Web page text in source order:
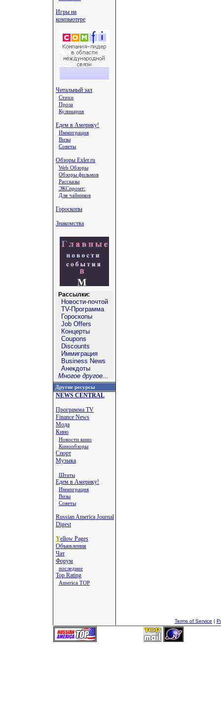
Игры на
компьютере
Читальный зал
Стихи
Проза
Кулинария
Едем в Америку!
Иммиграция
Визы
Советы
Обзоры Exler.ru
Web Обзоры
Обзоры фильмов
Рассказы
ЭКСпромт:
Для чайников
Гороскопы
Знакомства
Рассылки:
Новости-почтой
TV-Программа
Гороскопы
Job Offers
Концерты
Coupons
Discounts
Иммиграция
Business News
Анекдоты
Многое другое...
Другие ресурсы
NEWS CENTRAL
Программа TV
Finance News
Мода
Кино
Новости кино
Кинообзоры
Спорт
Музыка
Штаты
Едем в Америку!
Иммиграция
Визы
Советы
Russian America Journal
Digest
Yellow Pages
Объявления
Чат
Форум
последнее
Top Rating
America TOP
Terms of Service |